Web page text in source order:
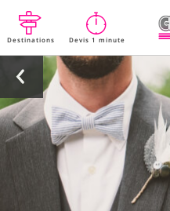
Destinations Devis 1 minute